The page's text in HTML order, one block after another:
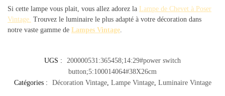
Si cette lampe vous plait, vous allez adorez la Lampe de Chevet à Poser
Vintage. Trouvez le luminaire le plus adapté à votre décoration dans
notre vaste gamme de Lampes Vintage.
UGS :
200000531:365458;14:29#power switch
button;5:100014064#38X26cm
Catégories :
Décoration Vintage, Lampe Vintage, Luminaire Vintage